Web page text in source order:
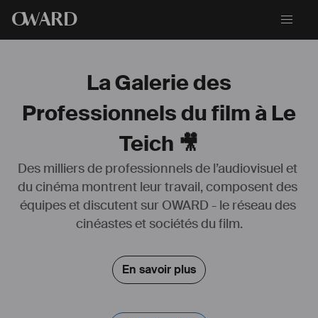
OWARD
La Galerie des
Professionnels du film à Le
Teich 🎥
Des milliers de professionnels de l’audiovisuel et
du cinéma montrent leur travail, composent des
équipes et discutent sur OWARD - le réseau des
cinéastes et sociétés du film.
En savoir plus